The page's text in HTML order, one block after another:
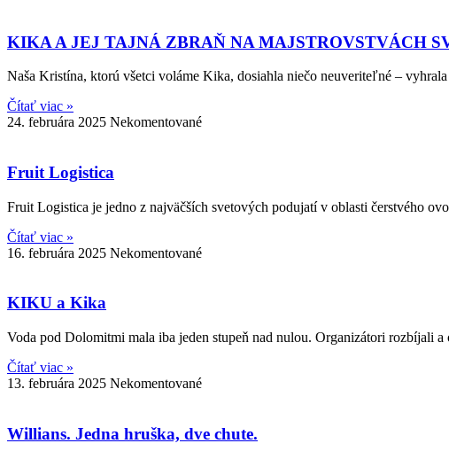
KIKA A JEJ TAJNÁ ZBRAŇ NA MAJSTROVSTVÁCH
Naša Kristína, ktorú všetci voláme Kika, dosiahla niečo neuveriteľné –
Čítať viac »
24. februára 2025 Nekomentované
Fruit Logistica
Fruit Logistica je jedno z najväčších svetových podujatí v oblasti čerstvého
Čítať viac »
16. februára 2025 Nekomentované
KIKU a Kika
Voda pod Dolomitmi mala iba jeden stupeň nad nulou. Organizátori rozbíjali
Čítať viac »
13. februára 2025 Nekomentované
Willians. Jedna hruška, dve chute.